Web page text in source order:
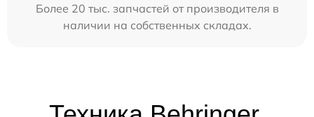
Более 20 тыс. запчастей от производителя в
наличии на собственных складах.